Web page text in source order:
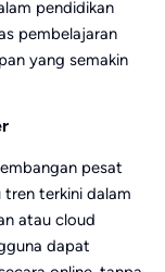
pendidikan
pembelajaran
yang semakin
pesat
tren terkini dalam
atau cloud
dapat